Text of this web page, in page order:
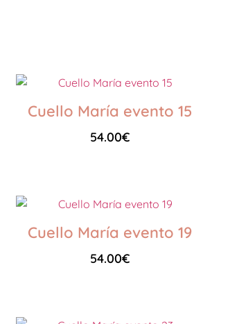
Cuello María evento 15
54.00€
Cuello María evento 19
54.00€